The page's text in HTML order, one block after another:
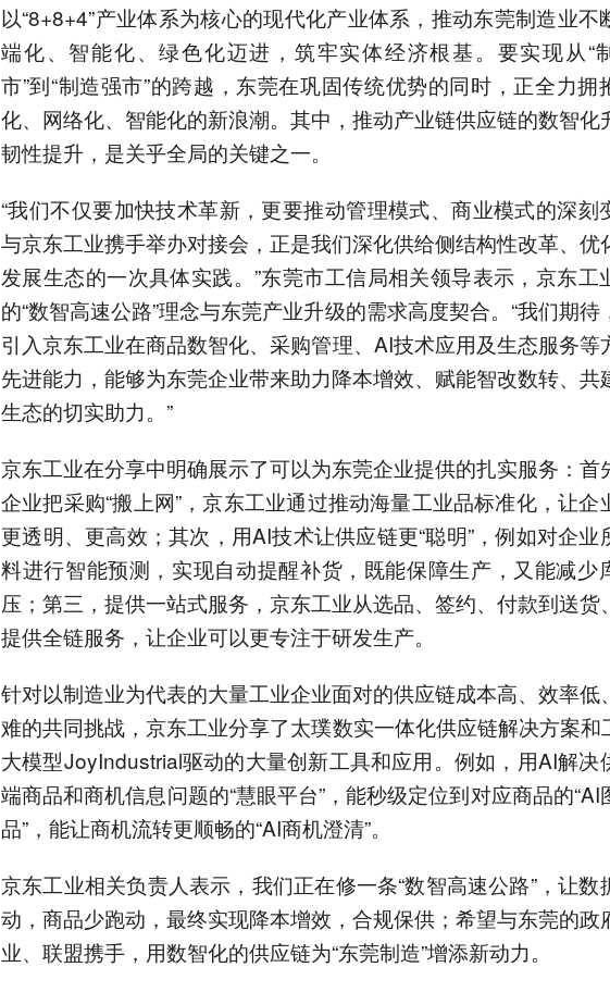
以“8+8+4”产业体系为核心的现代化产业体系，推动东莞制造业不
端化、智能化、绿色化迈进，筑牢实体经济根基。要实现从“
市”到“制造强市”的跨越，东莞在巩固传统优势的同时，正全力拥
化、网络化、智能化的新浪潮。其中，推动产业链供应链的数智化
韧性提升，是关乎全局的关键之一。
“我们不仅要加快技术革新，更要推动管理模式、商业模式的深刻
与京东工业携手举办对接会，正是我们深化供给侧结构性改革、优
发展生态的一次具体实践。”东莞市工信局相关领导表示，京东工
的“数智高速公路”理念与东莞产业升级的需求高度契合。“我们期待
引入京东工业在商品数智化、采购管理、AI技术应用及生态服务等
先进能力，能够为东莞企业带来助力降本增效、赋能智改数转、共
生态的切实助力。”
京东工业在分享中明确展示了可以为东莞企业提供的扎实服务：首
企业把采购“搬上网”，京东工业通过推动海量工业品标准化，让企
更透明、更高效；其次，用AI技术让供应链更“聪明”，例如对企业
料进行智能预测，实现自动提醒补货，既能保障生产，又能减少
压；第三，提供一站式服务，京东工业从选品、签约、付款到送货
提供全链服务，让企业可以更专注于研发生产。
针对以制造业为代表的大量工业企业面对的供应链成本高、效率低
难的共同挑战，京东工业分享了太璞数实一体化供应链解决方案和
大模型JoyIndustrial驱动的大量创新工具和应用。例如，用AI解决
端商品和商机信息问题的“慧眼平台”，能秒级定位到对应商品的“AI
品”，能让商机流转更顺畅的“AI商机澄清”。
京东工业相关负责人表示，我们正在修一条“数智高速公路”，让数
动，商品少跑动，最终实现降本增效，合规保供；希望与东莞的政
业、联盟携手，用数智化的供应链为“东莞制造”增添新动力。